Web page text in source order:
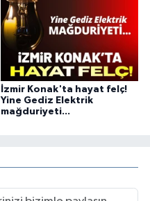
İzmir Konak'ta hayat felç!
Yine Gediz Elektrik
mağduriyeti...